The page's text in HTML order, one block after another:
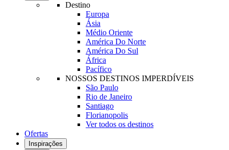
Destino
Europa
Ásia
Médio Oriente
América Do Norte
América Do Sul
África
Pacífico
NOSSOS DESTINOS IMPERDÍVEIS
São Paulo
Rio de Janeiro
Santiago
Florianopolis
Ver todos os destinos
Ofertas
Inspirações